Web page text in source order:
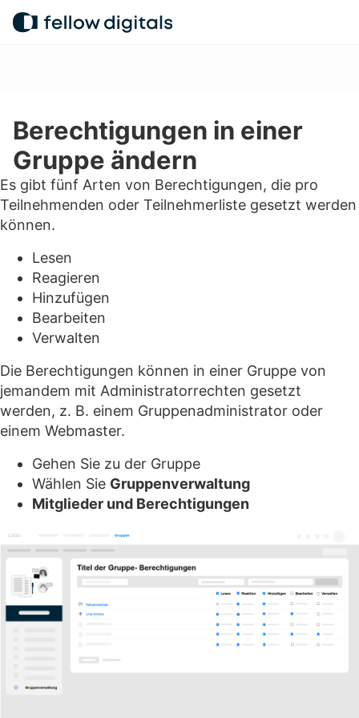
Zum Inhalt springen
Berechtigungen in einer
Gruppe ändern
Es gibt fünf Arten von Berechtigungen, die pro
Teilnehmenden oder Teilnehmerliste gesetzt werden
können.
Lesen
Reagieren
Hinzufügen
Bearbeiten
Verwalten
Die Berechtigungen können in einer Gruppe von
jemandem mit Administratorrechten gesetzt
werden, z. B. einem Gruppenadministrator oder
einem Webmaster.
Gehen Sie zu der Gruppe
Wählen Sie Gruppenverwaltung
Mitglieder und Berechtigungen